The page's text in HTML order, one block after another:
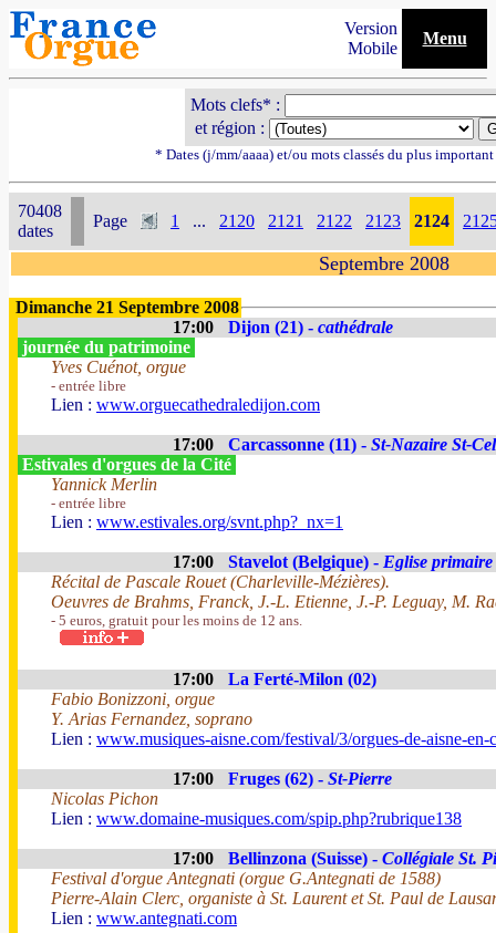
Version
Mobile
Menu
Mots clefs* :
et région :
* Dates (j/mm/aaaa) et/ou mots classés du plus
70408
dates
Page 1 ... 2120 2121 2122 2123 2124
Septembre 2008
Dimanche 21 Septembre 2008
17:00
Dijon (21) - cathédrale
journée du patrimoine
Yves Cuénot, orgue
- entrée libre
Lien : www.orguecathedraledijon.com
17:00 Carcassonne (11) - St-Nazaire St-
Estivales d'orgues de la Cité
Yannick Merlin
- entrée libre
Lien : www.estivales.org/svnt.php?_nx=1
17:00 Stavelot (Belgique) - Eglise
Récital de Pascale Rouet (Charleville-Mézières).
Oeuvres de Brahms, Franck, J.-L. Etienne, J.-P. Leguay, M.
- 5 euros, gratuit pour les moins de 12 ans.
17:00
La Ferté-Milon (02)
Fabio Bonizzoni, orgue
Y. Arias Fernandez, soprano
Lien : www.musiques-aisne.com/festival/3/orgues-de-aisne-en-
17:00 Fruges (62) - St-Pierre
Nicolas Pichon
Lien : www.domaine-musiques.com/spip.php?rubrique138
17:00 Bellinzona (Suisse) - Collégiale St.
Festival d'orgue Antegnati (orgue G.Antegnati de 1588)
Pierre-Alain Clerc, organiste à St. Laurent et St. Paul de
Lien : www.antegnati.com